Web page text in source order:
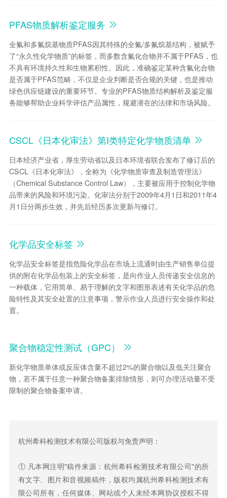
PFAS物质解析鉴定服务
全氟和多氟烷基物质PFAS因其特殊的全氟/多氟烷基结构，被赋予
了“永久性化学物质”的标签，而多数含氟化合物并不属于PFAS，也
不具有环境持久性和生物累积性。因此，准确鉴定某种含氟化合物
是否属于PFAS范畴，不仅是企业判断是否合规的关键，也是推动
绿色供应链建设的重要环节。专业的PFAS物质结构解析及鉴定服
务能够帮助企业科学评估产品属性，规避潜在的法律和市场风险。
CSCL《日本化审法》第Ⅰ类特定化学物质清单
日本经济产业省，厚生劳动省以及日本环境省联合发布了修订后的
CSCL《日本化审法》，全称为《化学物质审查及制造管理法》
（Chemical Substance Control Law），主要被应用于控制化学物
品带来的风险和环境污染。化审法分别于2009年4月1日和2011年4
月1日分两步生效，并先后经历多次更新与修订。
化学品安全标签
化学品安全标签是指危险化学品在市场上流通时由生产销售单位提
供的附在化学品包装上的安全标签，是向作业人员传递安全信息的
一种载体，它用简单、易于理解的文字和图形表述有关化学品的危
险特性及其安全处置的注意事项，警示作业人员进行安全操作和处
置。
聚合物稳定性测试（GPC）
新化学物质单体或反应体含量不超过2%的聚合物以及低关注聚合
物，若不属于任意一种聚合物备案排除情形，则可办理活动量不受
限制的聚合物备案申请。
杭州希科检测技术有限公司版权与免责声明：
① 凡本网注明"稿件来源：杭州希科检测技术有限公司"的所
有文字、图片和音视频稿件，版权均属杭州希科检测技术有
限公司所有，任何媒体、网站或个人未经本网协议授权不得